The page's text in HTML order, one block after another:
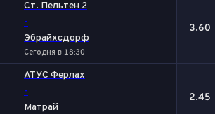
Ст. Пельтен 2
-
Эбрайхсдорф
Сегодня в 18:30
3.60
АТУС Ферлах
-
Матрай
2.45